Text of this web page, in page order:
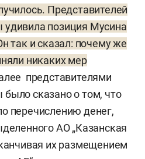
Представителей
удивила позиция Мусина
так и сказал: почему же
никаких мер
представителями
сказано о том, что
перечислению денег,
АО „Казанская
их размещением